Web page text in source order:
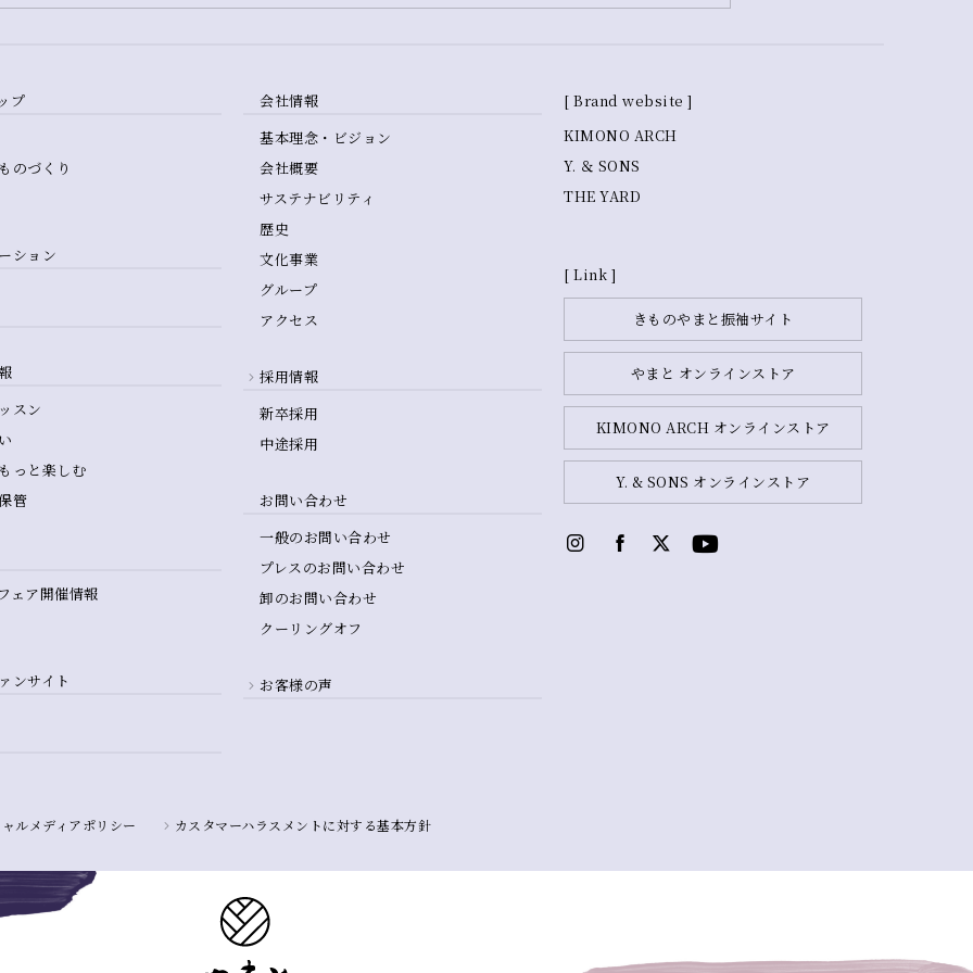
プ
のづくり
ション
スン
っと楽しむ
管
ェア開催情報
ンサイト
会社情報
基本理念・ビジョン
会社概要
サステナビリティ
歴史
文化事業
グループ
アクセス
採用情報
新卒採用
中途採用
お問い合わせ
一般のお問い合わせ
プレスのお問い合わせ
卸のお問い合わせ
クーリングオフ
お客様の声
ルメディアポリシー カスタマーハラスメントに対する基本方針
[ Brand website ]
KIMONO ARCH
Y. ＆ SONS
THE YARD
[ Link ]
きものやまと振袖サイト
やまと オンラインストア
KIMONO ARCH オンラインストア
Y. & SONS オンラインストア